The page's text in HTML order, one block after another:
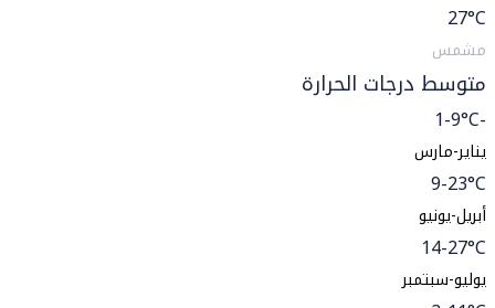
27°C
مشمس
متوسط درجات الحرارة
-1-9°C
يناير-مارس
9-23°C
أبريل-يونيو
14-27°C
يوليو-سبتمبر